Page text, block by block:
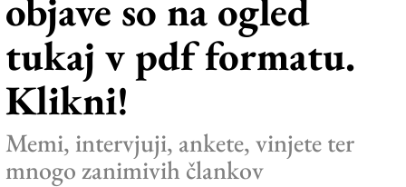
Šport
Še
Vreme
objave so na ogled
tukaj v pdf formatu.
Klikni!
Memi, intervjuji, ankete, vinjete ter
mnogo zanimivih člankov